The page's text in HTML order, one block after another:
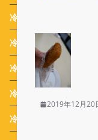
冷凍食品新商品
冷凍食品活用レシピ
冷凍食品調理のコツ
冷凍食品お弁当
冷凍食品業界ニュース
2019年12月20